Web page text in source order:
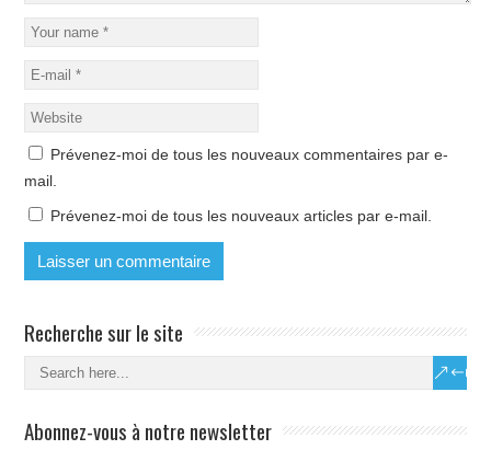
Prévenez-moi de tous les nouveaux commentaires par e-
mail.
Prévenez-moi de tous les nouveaux articles par e-mail.
Recherche sur le site
Abonnez-vous à notre newsletter